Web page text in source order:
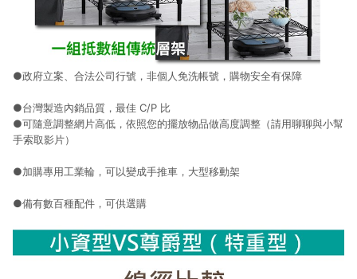
●政府立案、合法公司行號，非個人免洗帳號，購物安全有保障
●台灣製造內銷品質，最佳 C/P 比
●可隨意調整網片高低，依照您的擺放物品做高度調整（請用聊聊與小幫
手索取影片）
●加購專用工業輪，可以變成手推車，大型移動架
●備有數百種配件，可供選購